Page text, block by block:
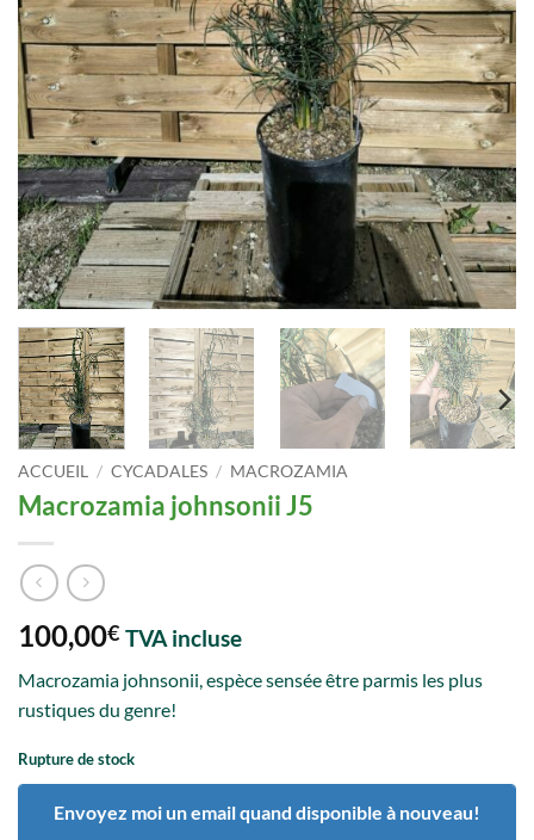
ACCUEIL / CYCADALES / MACROZAMIA
Macrozamia johnsonii J5
100,00€ TVA incluse
Macrozamia johnsonii, espèce sensée être parmis les plus
rustiques du genre!
Rupture de stock
Envoyez moi un email quand disponible à nouveau!